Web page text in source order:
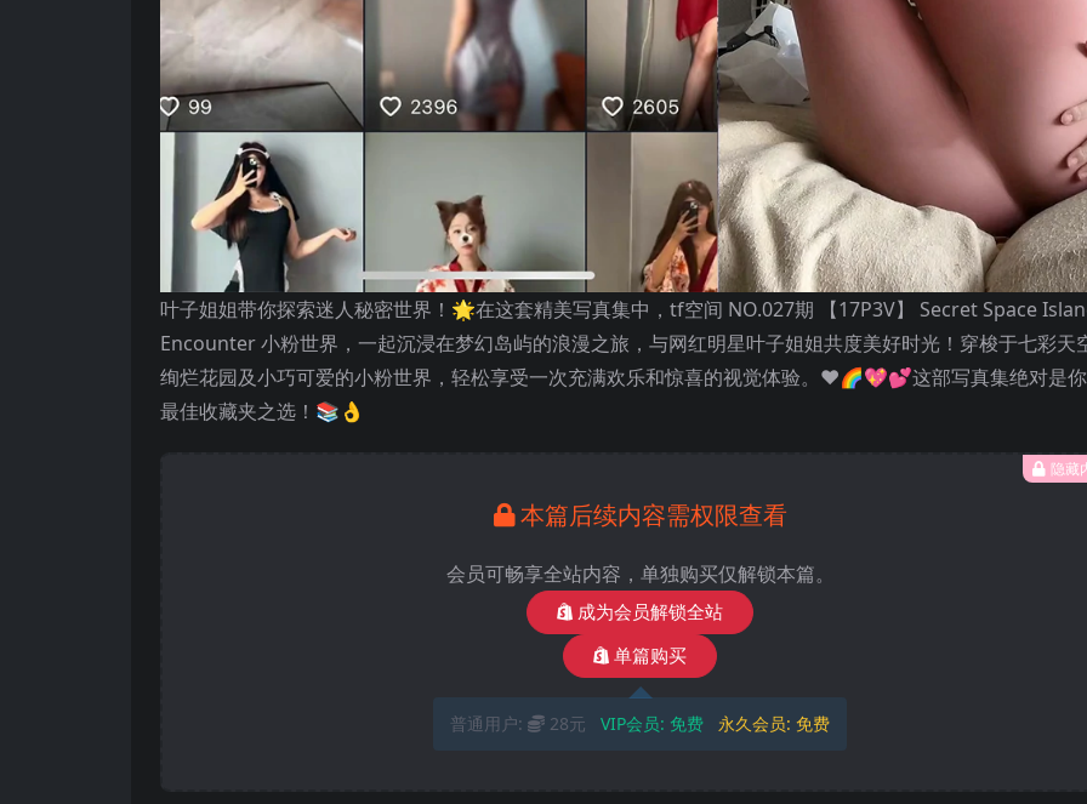
叶子姐姐带你探索迷人秘密世界！🌟在这套精美写真集中，tf空间 NO.027期 【17P3V】 Secret Space
Encounter 小粉世界，一起沉浸在梦幻岛屿的浪漫之旅，与网红明星叶子姐姐共度美好时光！穿梭于七彩天
绚烂花园及小巧可爱的小粉世界，轻松享受一次充满欢乐和惊喜的视觉体验。❤️🌈💖💕这部写真集绝对是
最佳收藏夹之选！📚👌
隐藏
本篇后续内容需权限查看
会员可畅享全站内容，单独购买仅解锁本篇。
成为会员解锁全站
单篇购买
普通用户: 28元 VIP会员: 免费 永久会员:免费